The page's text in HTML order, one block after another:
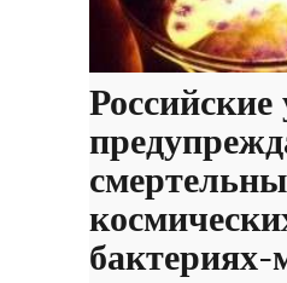
бактериях-